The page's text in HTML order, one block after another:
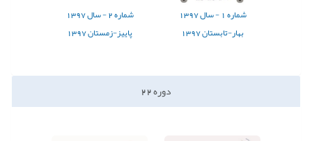
شماره1 - سال1397
بهار-تابستان 1397
شماره2 - سال1397
پاییز-زمستان 1397
دوره22